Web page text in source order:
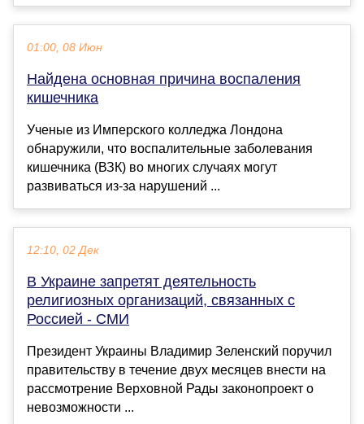
01:00, 08 Июн
Найдена основная причина воспаления
кишечника
Ученые из Имперского колледжа Лондона
обнаружили, что воспалительные заболевания
кишечника (ВЗК) во многих случаях могут
развиваться из-за нарушений ...
12:10, 02 Дек
В Украине запретят деятельность
религиозных организаций, связанных с
Россией - СМИ
Президент Украины Владимир Зеленский поручил
правительству в течение двух месяцев внести на
рассмотрение Верховной Рады законопроект о
невозможности ...